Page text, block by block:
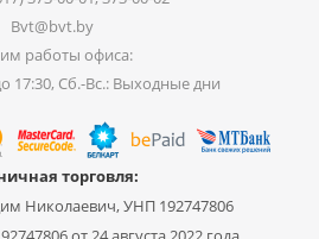
Bvt@bvt.by
работы офиса:
17:30, Сб.-Вс.: Выходные дни
торговля:
Николаевич, УНП 192747806